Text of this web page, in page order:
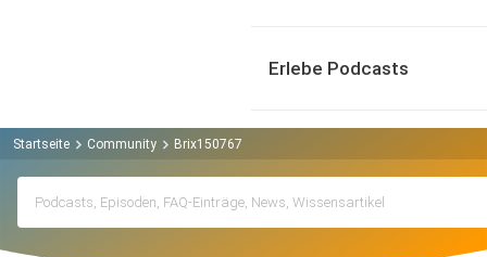
Erlebe Podcasts
Startseite Community Brix150767